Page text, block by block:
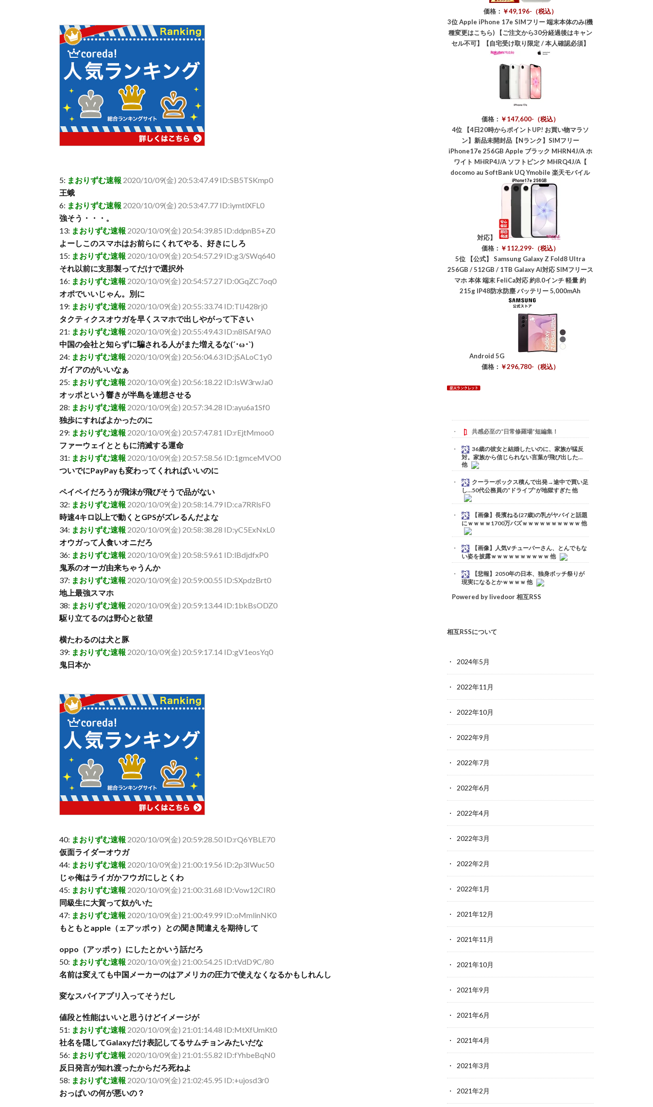
5: まおりずむ速報 2020/10/09(金) 20:53:47.49 ID:SB5TSKmp0
王蛾
6: まおりずむ速報 2020/10/09(金) 20:53:47.77 ID:iymtlXFL0
強そう・・・。
13: まおりずむ速報 2020/10/09(金) 20:54:39.85 ID:ddpnB5+Z0
よーしこのスマホはお前らにくれてやる、好きにしろ
15: まおりずむ速報 2020/10/09(金) 20:54:57.29 ID:g3/SWq640
それ以前に支那製ってだけで選択外
16: まおりずむ速報 2020/10/09(金) 20:54:57.27 ID:0GqZC7oq0
オポでいいじゃん。別に
19: まおりずむ速報 2020/10/09(金) 20:55:33.74 ID:TlJ428rj0
タクティクスオウガを早くスマホで出しやがって下さい
21: まおりずむ速報 2020/10/09(金) 20:55:49.43 ID:n8lSAf9A0
中国の会社と知らずに騙される人がまた増えるな(´･ω･`)
24: まおりずむ速報 2020/10/09(金) 20:56:04.63 ID:jSALoC1y0
ガイアのがいいなぁ
25: まおりずむ速報 2020/10/09(金) 20:56:18.22 ID:IsW3rwJa0
オッポという響きが半島を連想させる
28: まおりずむ速報 2020/10/09(金) 20:57:34.28 ID:ayu6a1Sf0
独歩にすればよかったのに
29: まおりずむ速報 2020/10/09(金) 20:57:47.81 ID:rEjtMmoo0
ファーウェイとともに消滅する運命
31: まおりずむ速報 2020/10/09(金) 20:57:58.56 ID:1gmceMVO0
ついでにPayPayも変わってくれればいいのに
ペイペイだろうが飛沫が飛びそうで品がない
32: まおりずむ速報 2020/10/09(金) 20:58:14.79 ID:ca7RRlsF0
時速4キロ以上で動くとGPSがズレるんだよな
34: まおりずむ速報 2020/10/09(金) 20:58:38.28 ID:yC5ExNxL0
オウガって人食いオニだろ
36: まおりずむ速報 2020/10/09(金) 20:58:59.61 ID:lBdjdfxP0
鬼系のオーガ由来ちゃうんか
37: まおりずむ速報 2020/10/09(金) 20:59:00.55 ID:SXpdzBrt0
地上最強スマホ
38: まおりずむ速報 2020/10/09(金) 20:59:13.44 ID:1bkBsODZ0
駆り立てるのは野心と欲望
横たわるのは犬と豚
39: まおりずむ速報 2020/10/09(金) 20:59:17.14 ID:gV1eosYq0
鬼日本か
40: まおりずむ速報 2020/10/09(金) 20:59:28.50 ID:rQ6YBLE70
仮面ライダーオウガ
44: まおりずむ速報 2020/10/09(金) 21:00:19.56 ID:2p3IWuc50
じゃ俺はライガかフウガにしとくわ
45: まおりずむ速報 2020/10/09(金) 21:00:31.68 ID:Vow12CIR0
同級生に大賀って奴がいた
47: まおりずむ速報 2020/10/09(金) 21:00:49.99 ID:oMmlinNK0
もともとapple（ェアッポゥ）との聞き間違えを期待して
oppo（アッポゥ）にしたとかいう話だろ
50: まおりずむ速報 2020/10/09(金) 21:00:54.25 ID:tVdD9C/80
名前は変えても中国メーカーのはアメリカの圧力で使えなくなるかもしれんし
変なスパイアプリ入ってそうだし
値段と性能はいいと思うけどイメージが
51: まおりずむ速報 2020/10/09(金) 21:01:14.48 ID:MtXfUmKt0
社名を隠してGalaxyだけ表記してるサムチョンみたいだな
56: まおりずむ速報 2020/10/09(金) 21:01:55.82 ID:fYhbeBqN0
反日発言が知れ渡ったからだろ死ねよ
58: まおりずむ速報 2020/10/09(金) 21:02:45.95 ID:+ujosd3r0
おっぱいの何が悪いの？
価格： ￥49,196-（税込）
3位 Apple iPhone 17e SIMフリー 端末本体のみ(機
種変更はこちら) 【ご注文から30分経過後はキャン
セル不可】【自宅受け取り限定 / 本人確認必須】
価格： ￥147,600-（税込）
4位
【4日20時からポイントUP! お買い物マラソ
ン】新品未開封品【Nランク】SIMフリー
iPhone17e 256GB Apple ブラック MHRN4J/A ホ
ワイト MHRP4J/A ソフトピンク MHRQ4J/A【
docomo au SoftBank UQ Ymobile 楽天モバイル
対応】
価格： ￥112,299-（税込）
5位
【公式】 Samsung Galaxy Z Fold8 Ultra
256GB / 512GB / 1TB Galaxy AI対応 SIMフリース
マホ 本体 端末 FeliCa対応 約8.0インチ 軽量 約
215g IP48防水防塵 バッテリー 5,000mAh
Android 5G
価格： ￥296,780-（税込）
共感必至の“日常修羅場”短編集！
36歳の彼女と結婚したいのに、家族が猛反
対。家族から信じられない言葉が飛び出した…
他
クーラーボックス積んで出発→途中で買い足
し…50代公務員の“ドライブ”が地獄すぎた 他
【画像】長濱ねる(27歳)の乳がヤバイと話題
にｗｗｗｗ1700万バズｗｗｗｗｗｗｗｗｗｗ 他
【画像】人気Vチューバーさん、とんでもな
い姿を披露ｗｗｗｗｗｗｗｗｗｗ 他
【悲報】2050年の日本、独身ボッチ祭りが
現実になるとかｗｗｗｗ 他
Powered by livedoor 相互RSS
相互RSSについて
2024年5月
2022年11月
2022年10月
2022年9月
2022年7月
2022年6月
2022年4月
2022年3月
2022年2月
2022年1月
2021年12月
2021年11月
2021年10月
2021年9月
2021年6月
2021年4月
2021年3月
2021年2月